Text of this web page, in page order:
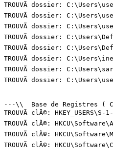
TROUVÃ dossier:
TROUVÃ dossier:
TROUVÃ dossier:
TROUVÃ dossier:
TROUVÃ dossier:
TROUVÃ dossier:
TROUVÃ dossier:
TROUVÃ dossier:
---\\  Base de Registres (
TROUVÃ clÃ©:
TROUVÃ clÃ©:
TROUVÃ clÃ©:
TROUVÃ clÃ©: